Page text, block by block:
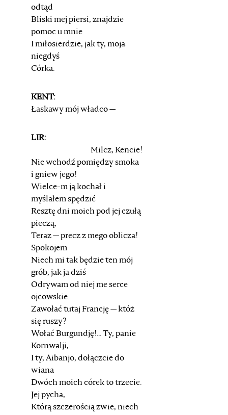
odtąd
Bliski mej piersi, znajdzie
pomoc u mnie
I miłosierdzie, jak ty, moja
niegdyś
Córka.
KENT:
Łaskawy mój władco —
LIR:
Milcz, Kencie!
Nie wchodź pomiędzy smoka
i gniew jego!
Wielce-m ją kochał i
myślałem spędzić
Resztę dni moich pod jej czułą
pieczą,
Teraz — precz z mego oblicza!
Spokojem
Niech mi tak będzie ten mój
grób, jak ja dziś
Odrywam od niej me serce
ojcowskie.
Zawołać tutaj Francję — któż
się ruszy?
Wołać Burgundję!... Ty, panie
Kornwalji,
I ty, Aibanjo, dołączcie do
wiana
Dwóch moich córek to trzecie.
Jej pycha,
Którą szczerością zwie, niech